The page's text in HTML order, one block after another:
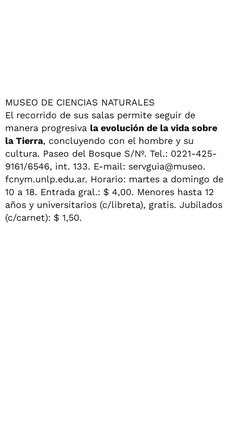
MUSEO DE CIENCIAS NATURALES
El recorrido de sus salas permite seguir de
manera progresiva la evolución de la vida sobre
la Tierra, concluyendo con el hombre y su
cultura. Paseo del Bosque S/Nº. Tel.: 0221-425-
9161/6546, int. 133. E-mail: servguia@museo.
fcnym.unlp.edu.ar. Horario: martes a domingo de
10 a 18. Entrada gral.: $ 4,00. Menores hasta 12
años y universitarios (c/libreta), gratis. Jubilados
(c/carnet): $ 1,50.